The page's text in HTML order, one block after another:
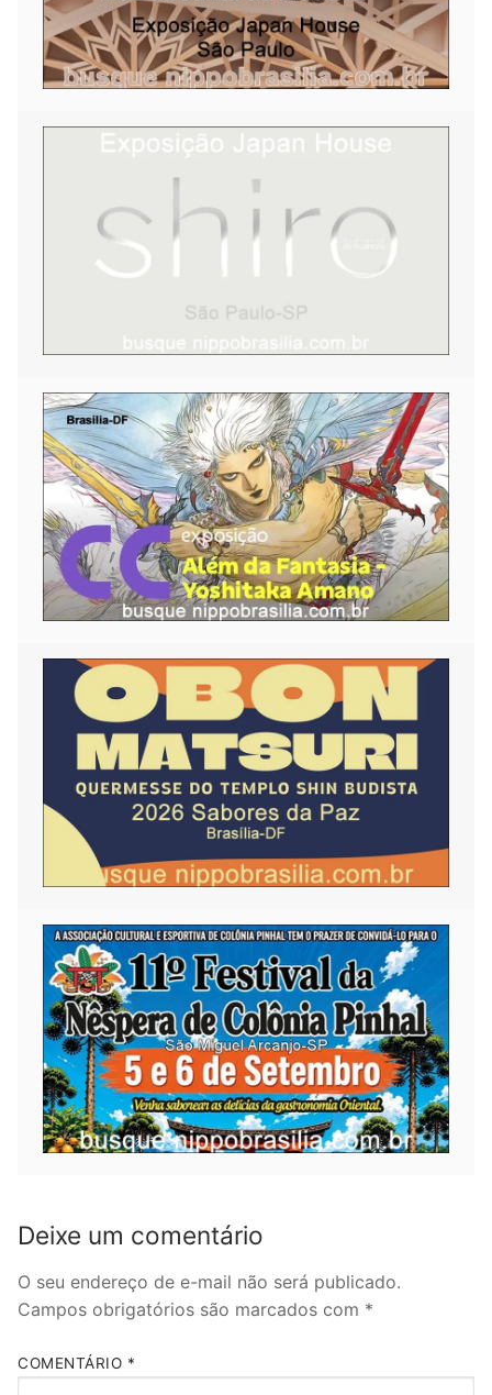
Deixe um comentário
O seu endereço de e-mail não será publicado.
Campos obrigatórios são marcados com *
COMENTÁRIO *